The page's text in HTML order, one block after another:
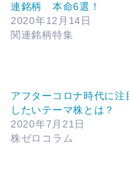
連銘柄 本命6選！
2020年12月14日
関連銘柄特集
アフターコロナ時代に注
したいテーマ株とは？
2020年7月21日
株ゼロコラム